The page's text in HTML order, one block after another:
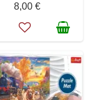
8,00 €